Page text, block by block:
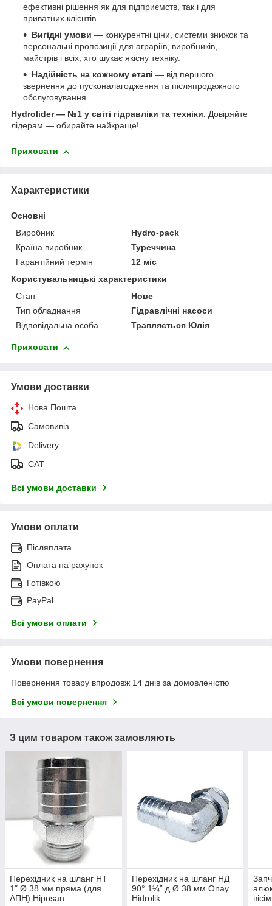
ефективні рішення як для підприємств, так і для
приватних клієнтів.
Вигідні умови — конкурентні ціни, системи знижок та
персональні пропозиції для аграріїв, виробників,
майстрів і всіх, хто шукає якісну техніку.
Надійність на кожному етапі — від першого
звернення до пусконалагодження та післяпродажного
обслуговування.
Hydrolider — №1 у світі гідравліки та техніки. Довіряйте
лідерам — обирайте найкраще!
Приховати
Характеристики
Основні
Виробник
Hydro-pack
Країна виробник
Туреччина
Гарантійний термін
12 міс
Користувальницькі характеристики
Стан
Нове
Тип обладнання
Гідравлічні насоси
Відповідальна особа
Трапляється Юлія
Приховати
Умови доставки
Нова Пошта
Самовивіз
Delivery
САТ
Всі умови доставки
Умови оплати
Післяплата
Оплата на рахунок
Готівкою
PayPal
Всі умови оплати
Умови повернення
Повернення товару впродовж 14 днів за домовленістю
Всі умови повернення
З цим товаром також замовляють
Перехідник на шланг НТ
1" Ø 38 мм пряма (для
АПН) Hiposan
Перехідник на шланг НД
90° 1¼” д Ø 38 мм Onay
Hidrolik